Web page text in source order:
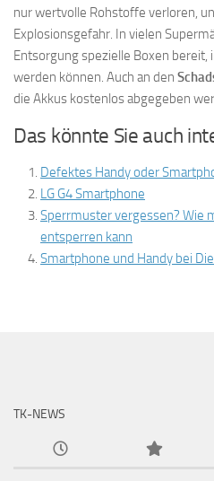
nur wertvolle Rohstoffe verloren,
Explosionsgefahr. In vielen
Entsorgung spezielle Boxen
werden können. Auch an den
die Akkus kostenlos abgegeben
Das könnte Sie auch
Defektes Handy oder
LG G4 Smartphone
Sperrmuster vergessen? Wie
entsperren kann
Smartphone und Handy bei
TK-NEWS